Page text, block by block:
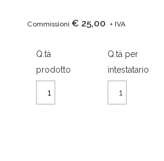
Commissioni € 25,00 + IVA
Q.tà
prodotto
Q.tà per
intestatario